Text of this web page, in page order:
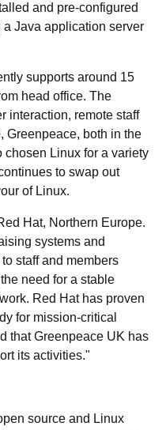
and pre-configured
Java application server
supports around 15
head office. The
interaction, remote staff
Greenpeace, both in the
Linux for a variety
to swap out
of Linux.
Hat, Northern Europe.
systems and
staff and members
need for a stable
Red Hat has proven
for mission-critical
that Greenpeace UK has
its activities."
source and Linux